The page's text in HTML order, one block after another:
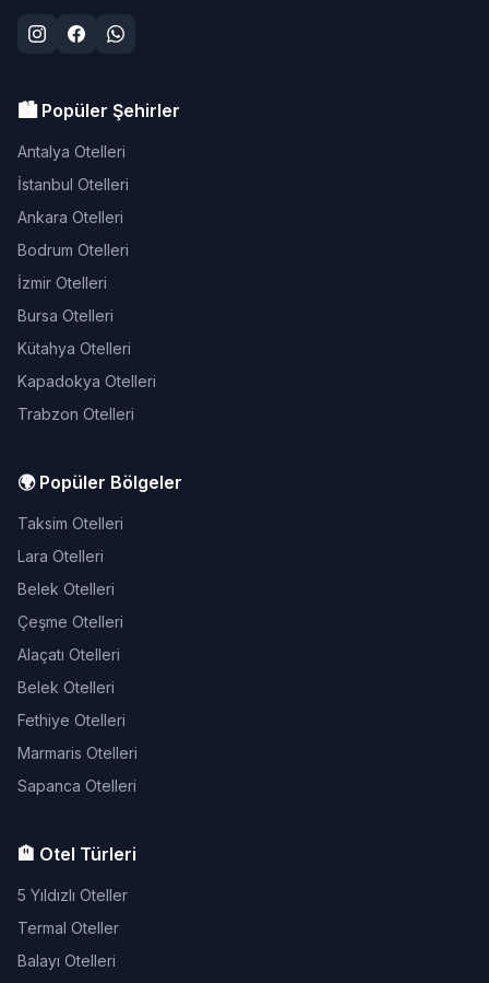
🏙️ Popüler Şehirler
Antalya Otelleri
İstanbul Otelleri
Ankara Otelleri
Bodrum Otelleri
İzmir Otelleri
Bursa Otelleri
Kütahya Otelleri
Kapadokya Otelleri
Trabzon Otelleri
🌍 Popüler Bölgeler
Taksim Otelleri
Lara Otelleri
Belek Otelleri
Çeşme Otelleri
Alaçatı Otelleri
Belek Otelleri
Fethiye Otelleri
Marmaris Otelleri
Sapanca Otelleri
🏨 Otel Türleri
5 Yıldızlı Oteller
Termal Oteller
Balayı Otelleri